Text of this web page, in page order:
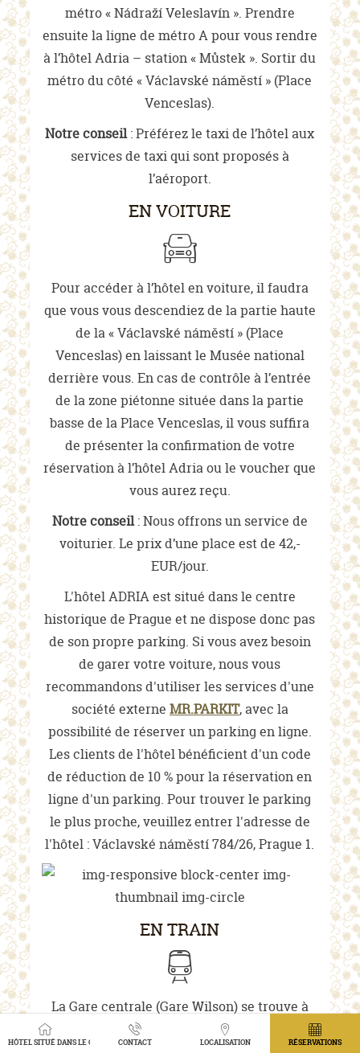
métro « Nádraží Veleslavín ». Prendre
ensuite la ligne de métro A pour vous rendre
à l’hôtel Adria – station « Můstek ». Sortir du
métro du côté « Václavské náměstí » (Place
Venceslas).
Notre conseil: Préférez le taxi de l’hôtel aux
services de taxi qui sont proposés à
l’aéroport.
EN VOITURE
Pour accéder à l’hôtel en voiture, il faudra
que vous vous descendiez de la partie haute
de la « Václavské náměstí » (Place
Venceslas) en laissant le Musée national
derrière vous. En cas de contrôle à l’entrée
de la zone piétonne située dans la partie
basse de la Place Venceslas, il vous suffira
de présenter la confirmation de votre
réservation à l’hôtel Adria ou le voucher que
vous aurez reçu.
Notre conseil: Nous offrons un service de
voiturier. Le prix d’une place est de 42,-
EUR/jour.
L'hôtel ADRIA est situé dans le centre
historique de Prague et ne dispose donc pas
de son propre parking. Si vous avez besoin
de garer votre voiture, nous vous
recommandons d'utiliser les services d'une
société externe MR.PARKIT, avec la
possibilité de réserver un parking en ligne.
Les clients de l'hôtel bénéficient d'un code
de réduction de 10 % pour la réservation en
ligne d'un parking. Pour trouver le parking
le plus proche, veuillez entrer l'adresse de
l'hôtel : Václavské náměstí 784/26, Prague 1.
EN TRAIN
La Gare centrale (Gare Wilson) se trouve à
environ 10 minutes de marche de l’hôtel,
HÔTEL SITUÉ DANS LE CENTRE DE PRAGUE AVEC VUE SUR LE JARDIN
CONTACT LOCALISATION RÉSERVATIONS